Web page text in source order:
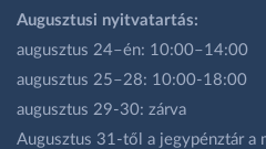
Augusztusi nyitvatartás:
augusztus 24–én: 10:00–14:00
augusztus 25–28: 10:00-18:00
augusztus 29-30: zárva
Augusztus 31-től a jegypénztár a